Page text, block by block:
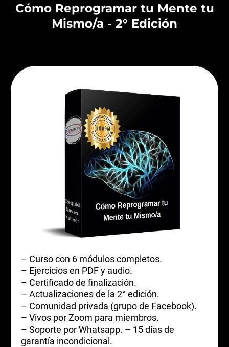
Cómo Reprogramar tu Mente tu
Mismo/a - 2° Edición
– Curso con 6 módulos completos.
– Ejercicios en PDF y audio.
– Certificado de finalización.
– Actualizaciones de la 2° edición.
– Comunidad privada (grupo de Facebook).
– Vivos por Zoom para miembros.
– Soporte por Whatsapp. – 15 días de
garantía incondicional.